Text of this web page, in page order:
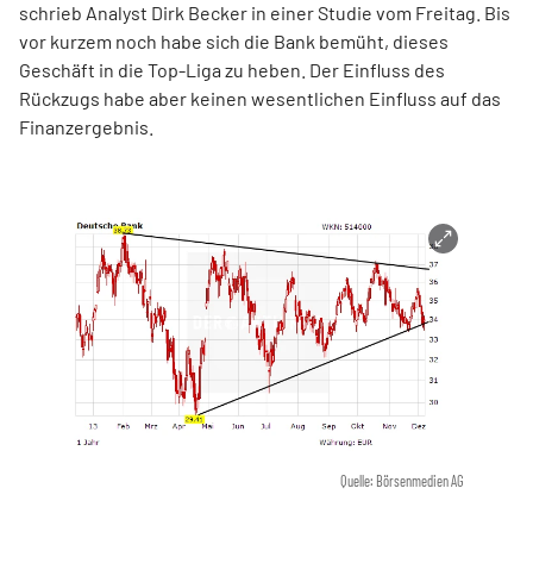
schrieb Analyst Dirk Becker in einer Studie vom Freitag. Bis
vor kurzem noch habe sich die Bank bemüht, dieses
Geschäft in die Top-Liga zu heben. Der Einfluss des
Rückzugs habe aber keinen wesentlichen Einfluss auf das
Finanzergebnis.
Quelle: Börsenmedien AG